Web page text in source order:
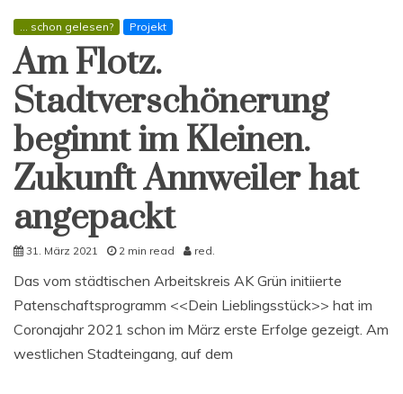
... schon gelesen? Projekt
Am Flotz.
Stadtverschönerung
beginnt im Kleinen.
Zukunft Annweiler hat
angepackt
31. März 2021 2 min read red.
Das vom städtischen Arbeitskreis AK Grün initiierte
Patenschaftsprogramm <<Dein Lieblingsstück>> hat im
Coronajahr 2021 schon im März erste Erfolge gezeigt. Am
westlichen Stadteingang, auf dem